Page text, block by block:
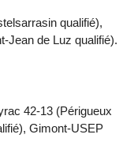
qualifié),
Jean de Luz qualifié).
42-13 (Périgueux
Gimont-USEP